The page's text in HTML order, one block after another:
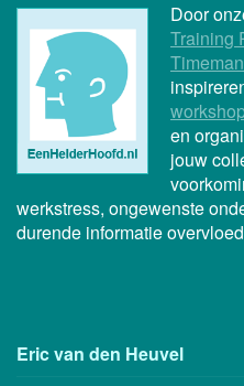
Door
Training
en
jouw
werkstress, ongewenste
durende informatie
Eric van den Heuvel